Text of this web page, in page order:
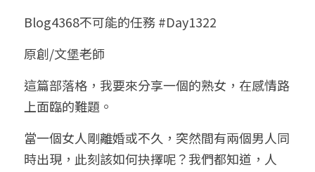
人氣最高
站長精選
臉書生活
好書推廌
八字視頻
陽宅視頻
線上直播
自我挑戰
八字初階班2
八字進階班
八字中階班
八字高階班
五人實戰班
八字完整班
《十神高階實戰錄》完整典藏版
科學八字推理PDF
八字批命
小兒命名
我的著作
科學八字推理1
科學八字推理2
科學八字推理3
科學八字輕鬆學
與我預約
批命預約
上課預約
常見問題
登錄/註冊
搜索
繁體中文
Blog4368不可能的任務 #Day1322
原創/文堡老師
這篇部落格，我要來分享一個的熟女，在感情路
上面臨的難題。
當一個女人剛離婚或不久，突然間有兩個男人同
時出現，此刻該如何抉擇呢？我們都知道，人